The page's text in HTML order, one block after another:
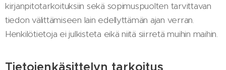
kirjanpitotarkoituksiin sekä sopimuspuolten tarvittavan
tiedon välittämiseen lain edellyttämän ajan verran.
Henkilötietoja ei julkisteta eikä niitä siirretä muihin maihin.
Tietojenkäsittelyn tarkoitus